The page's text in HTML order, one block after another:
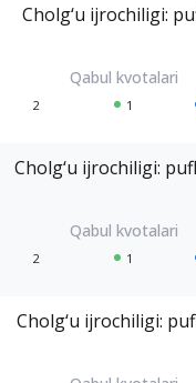
Cholg‘u ijrochiligi:
2 1
Cholg‘u ijrochiligi:
2 1
Cholg‘u ijrochiligi: